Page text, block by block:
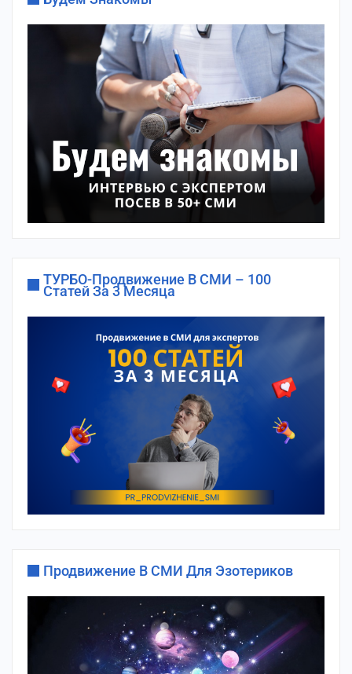
ТУРБО-Продвижение В СМИ – 100
Статей За 3 Месяца
Продвижение В СМИ Для Эзотериков